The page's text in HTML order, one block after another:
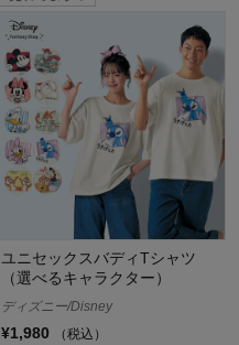
ユニセックスバディTシャツ
（選べるキャラクター）
ディズニー/Disney
¥1,980
（税込）